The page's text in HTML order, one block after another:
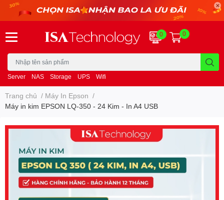
Server NAS Storage UPS Wifi
0 0
Trang chủ / Máy In Epson /
Máy in kim EPSON LQ-350 - 24 Kim - In A4 USB